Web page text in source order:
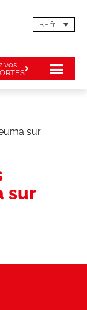
BE fr
vos
sur
sur